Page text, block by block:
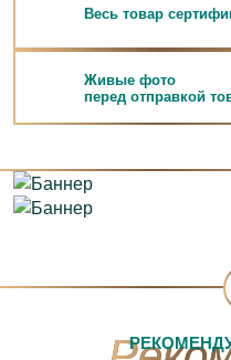
Весь товар
Живые фото
перед отправкой